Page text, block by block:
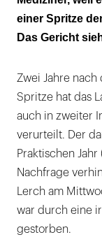
einer Spritze
Das Gericht
Zwei Jahre
Spritze hat das
auch in zweiter
verurteilt. Der
Praktischen
Nachfrage
Lerch am
war durch eine
gestorben.